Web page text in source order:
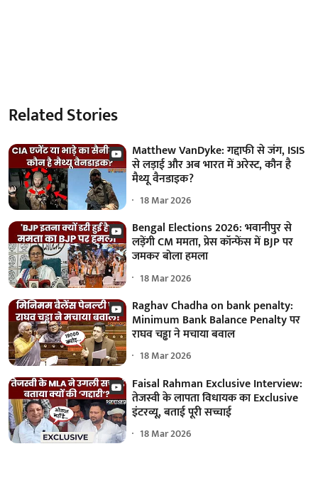
Related Stories
Matthew VanDyke: गद्दाफी से जंग, ISIS
से लड़ाई और अब भारत में अरेस्ट, कौन है
मैथ्यू वैनडाइक?
18 Mar 2026
Bengal Elections 2026: भवानीपुर से
लड़ेंगी CM ममता, प्रेस कॉन्फेंस में BJP पर
जमकर बोला हमला
18 Mar 2026
Raghav Chadha on bank penalty:
Minimum Bank Balance Penalty पर
राघव चड्ढा ने मचाया बवाल
18 Mar 2026
Faisal Rahman Exclusive Interview:
तेजस्वी के लापता विधायक का Exclusive
इंटरव्यू, बताई पूरी सच्चाई
18 Mar 2026